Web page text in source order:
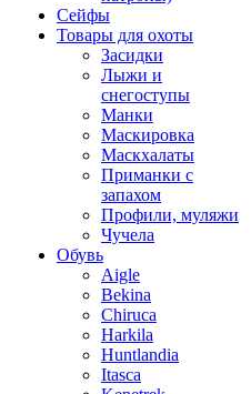
Сейфы
Товары для охоты
Засидки
Лыжи и
снегоступы
Манки
Маскировка
Маскхалаты
Приманки с
запахом
Профили, муляжи
Чучела
Обувь
Aigle
Bekina
Chiruсa
Harkila
Huntlandia
Itasca